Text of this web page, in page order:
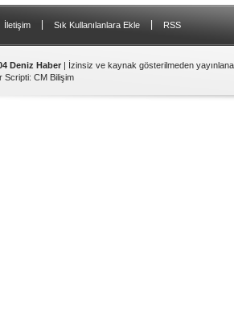
İletişim Sık Kullanılanlara Ekle RSS
Deniz Haber | İzinsiz ve kaynak gösterilmeden
Scripti: CM Bilişim